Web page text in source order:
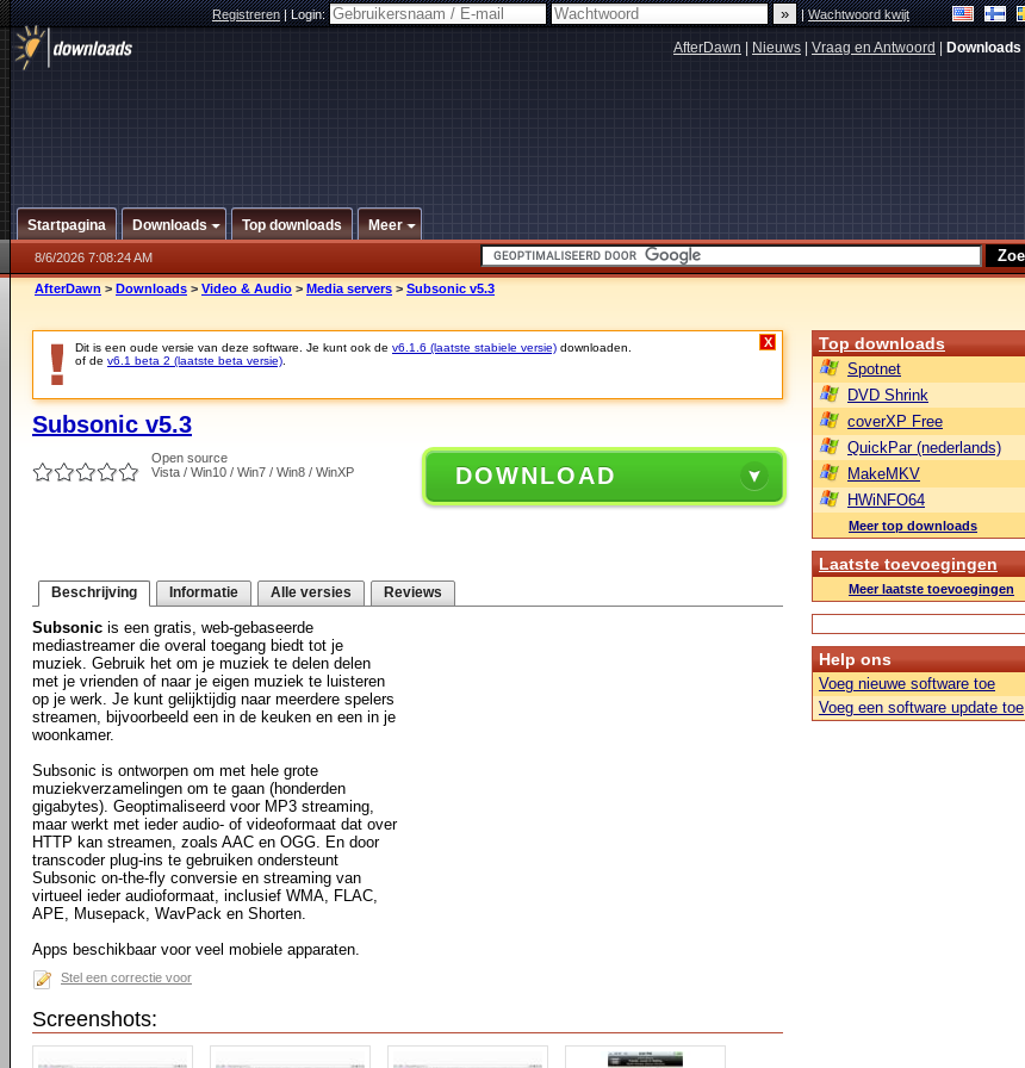
Registreren|Login: |Wachtwoord kwijt
AfterDawn Nieuws Vraag en Antwoord Downloads
Startpagina Downloads Top downloads Meer
8/6/2026 7:08:24 AM
AfterDawn > Downloads > Video & Audio > Media servers > Subsonic v5.3
Dit is een oude versie van deze software. Je kunt ook de v6.1.6 (laatste stabiele versie) downloaden.
of de v6.1 beta 2 (laatste beta versie)
X
Subsonic v5.3
Open source
Vista / Win10 / Win7 / Win8 / WinXP
DOWNLOAD
Beschrijving Informatie Alle versies Reviews
Subsonic is een gratis, web-gebaseerde
mediastreamer die overal toegang biedt tot je
muziek. Gebruik het om je muziek te delen delen
met je vrienden of naar je eigen muziek te luisteren
op je werk. Je kunt gelijktijdig naar meerdere spelers
streamen, bijvoorbeeld een in de keuken en een in je
woonkamer.
Subsonic is ontworpen om met hele grote
muziekverzamelingen om te gaan (honderden
gigabytes). Geoptimaliseerd voor MP3 streaming,
maar werkt met ieder audio- of videoformaat dat over
HTTP kan streamen, zoals AAC en OGG. En door
transcoder plug-ins te gebruiken ondersteunt
Subsonic on-the-fly conversie en streaming van
virtueel ieder audioformaat, inclusief WMA, FLAC,
APE, Musepack, WavPack en Shorten.
Apps beschikbaar voor veel mobiele apparaten.
Stel een correctie voor
Screenshots:
Top downloads
Spotnet
DVD Shrink
coverXP Free
QuickPar (nederlands)
MakeMKV
HWiNFO64
Meer top downloads
Laatste toevoegingen
Meer laatste toevoegingen
Help ons
Voeg nieuwe software toe
Voeg een software update toe